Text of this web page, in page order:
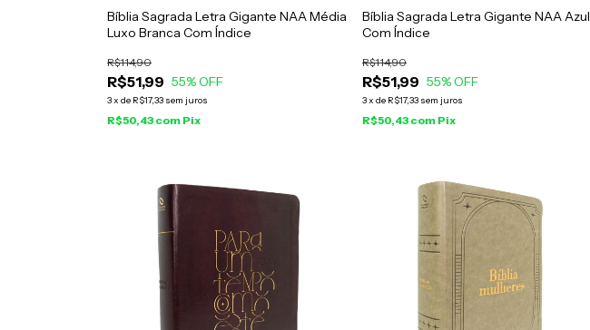
Bíblia Sagrada Letra Gigante NAA Média
Luxo Branca Com Índice
R$51,99
R$114,90
55% OFF
3x de R$17,33 sem juros
R$50,43 com Pix
Bíblia Sagrada Letra Gigante NAA Azul
Com Índice
R$51,99
R$114,90
55% OFF
3x de R$17,33 sem juros
R$50,43 com Pix